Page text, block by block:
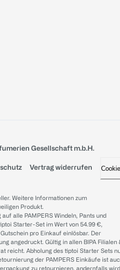
Gesellschaft m.b.H.
Vertrag widerrufen
Weitere Informationen zum
Produkt.
alle PAMPERS Windeln, Pants und
Starter-Set im Wert von 54.99 €,
pro Einkauf einlösbar. Der
angedruckt. Gültig in allen BIPA Filialen
reicht. Abholung des tiptoi Starter Sets
der PAMPERS Einkäufe ist
zu retournieren, andernfalls wird